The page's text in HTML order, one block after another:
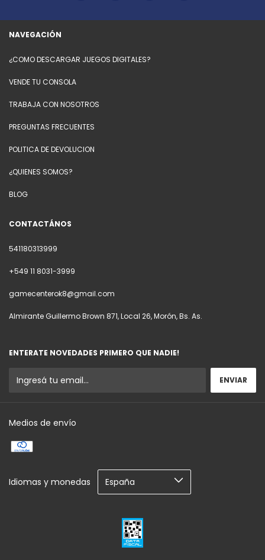
NAVEGACIÓN
¿COMO DESCARGAR JUEGOS DIGITALES?
VENDE TU CONSOLA
TRABAJA CON NOSOTROS
PREGUNTAS FRECUENTES
POLITICA DE DEVOLUCION
¿QUIENES SOMOS?
BLOG
CONTACTÁNOS
541180313999
+549 11 8031-3999
gamecenterok8@gmail.com
Almirante Guillermo Brown 871, Local 26, Morón, Bs. As.
ENTERATE NOVEDADES PRIMERO QUE NADIE!
Medios de envío
Idiomas y monedas